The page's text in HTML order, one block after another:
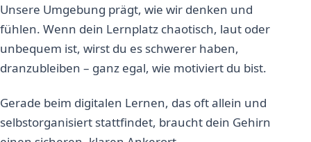
Unsere Umgebung prägt, wie wir denken und
fühlen. Wenn dein Lernplatz chaotisch, laut oder
unbequem ist, wirst du es schwerer haben,
dranzubleiben – ganz egal, wie motiviert du bist.
Gerade beim digitalen Lernen, das oft allein und
selbstorganisiert stattfindet, braucht dein Gehirn